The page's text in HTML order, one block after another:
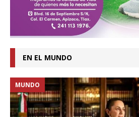
EN EL MUNDO
MUNDO